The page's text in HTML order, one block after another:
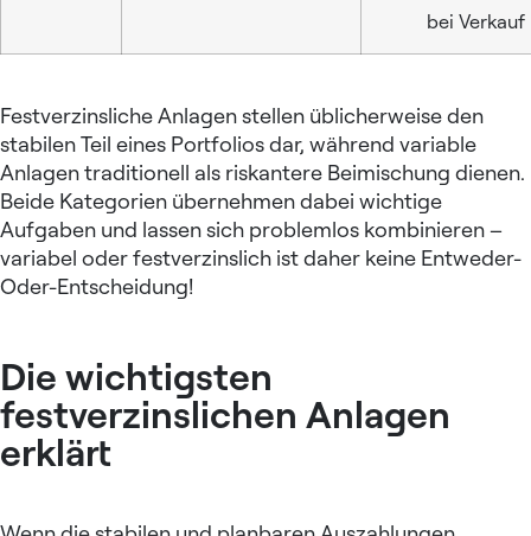
bei Verkauf
Festverzinsliche Anlagen stellen üblicherweise den
stabilen Teil eines Portfolios dar, während variable
Anlagen traditionell als riskantere Beimischung dienen.
Beide Kategorien übernehmen dabei wichtige
Aufgaben und lassen sich problemlos kombinieren –
variabel oder festverzinslich ist daher keine Entweder-
Oder-Entscheidung!
Die wichtigsten
festverzinslichen Anlagen
erklärt